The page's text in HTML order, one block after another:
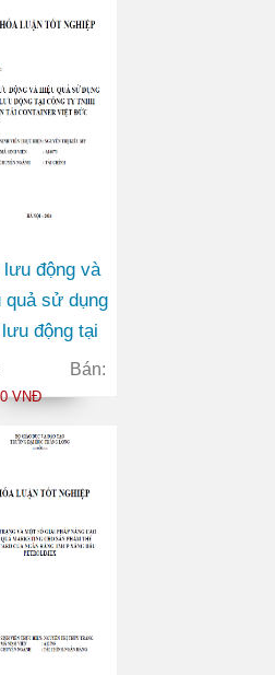
lưu động và
quả sử dụng
động tại
ty TNHH
container
Bán:
VNĐ